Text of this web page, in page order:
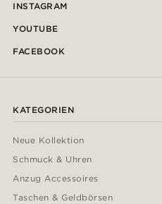
INSTAGRAM
YOUTUBE
FACEBOOK
KATEGORIEN
Neue Kollektion
Schmuck & Uhren
Anzug Accessoires
Taschen & Geldbörsen